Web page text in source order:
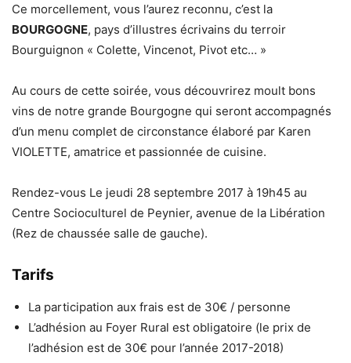
Ce morcellement, vous l’aurez reconnu, c’est la
BOURGOGNE, pays d’illustres écrivains du terroir
Bourguignon « Colette, Vincenot, Pivot etc… »
Au cours de cette soirée, vous découvrirez moult bons
vins de notre grande Bourgogne qui seront accompagnés
d’un menu complet de circonstance élaboré par Karen
VIOLETTE, amatrice et passionnée de cuisine.
Rendez-vous Le jeudi 28 septembre 2017 à 19h45 au
Centre Socioculturel de Peynier, avenue de la Libération
(Rez de chaussée salle de gauche).
Tarifs
La participation aux frais est de 30€ / personne
L’adhésion au Foyer Rural est obligatoire (le prix de
l’adhésion est de 30€ pour l’année 2017-2018)